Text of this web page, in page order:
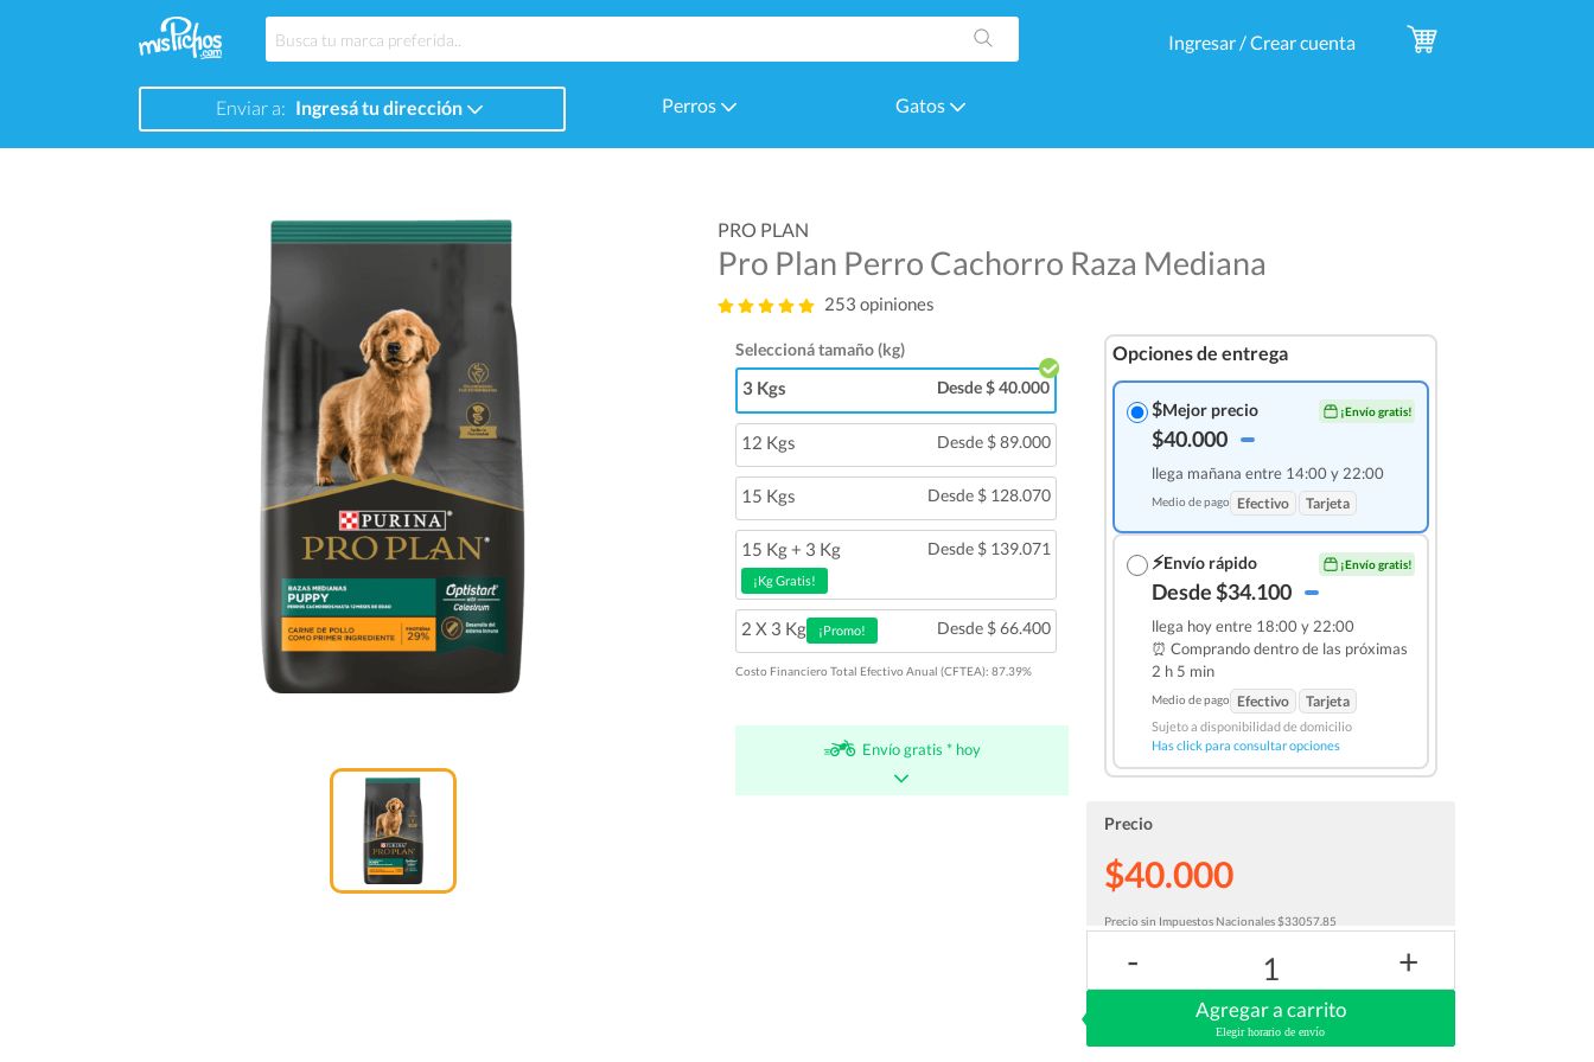
Ingresar / Crear cuenta
Enviar a: Ingresá tu dirección Perros Gatos
PRO PLAN
Pro Plan Perro Cachorro Raza Mediana
253 opiniones
Seleccioná tamaño (kg)
3 Kgs Desde $ 40.000
12 Kgs Desde $ 89.000
15 Kgs Desde $ 128.070
15 Kg + 3 Kg
¡Kg Gratis!
Desde $ 139.071
2 X 3 Kg ¡Promo! Desde $ 66.400
Costo Financiero Total Efectivo Anual (CFTEA): 87.39%
Envío gratis * hoy
Opciones de entrega
$Mejor precio ¡Envío gratis!
$40.000
llega mañana entre 14:00 y 22:00
Medio de pago Efectivo Tarjeta
⚡Envío rápido ¡Envío gratis!
Desde $34.100
llega hoy entre 18:00 y 22:00
⏰ Comprando dentro de las próximas
2 h 5 min
Medio de pago Efectivo Tarjeta
Sujeto a disponibilidad de domicilio
Has click para consultar opciones
Precio
$40.000
Precio sin Impuestos Nacionales $33057.85
- 1 +
Agregar a carrito
Elegir horario de envío